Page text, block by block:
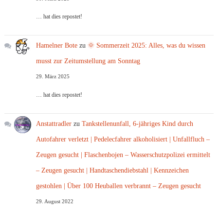
… hat dies repostet!
Hamelner Bote zu🌞 Sommerzeit 2025: Alles, was du wissen
musst zur Zeitumstellung am Sonntag
29. März 2025
… hat dies repostet!
Anstattradler zuTankstellenunfall, 6-jähriges Kind durch
Autofahrer verletzt | Pedelecfahrer alkoholisiert | Unfallfluch –
Zeugen gesucht | Flaschenbojen – Wasserschutzpolizei ermittelt
– Zeugen gesucht | Handtaschendiebstahl | Kennzeichen
gestohlen | Über 100 Heuballen verbrannt – Zeugen gesucht
29. August 2022